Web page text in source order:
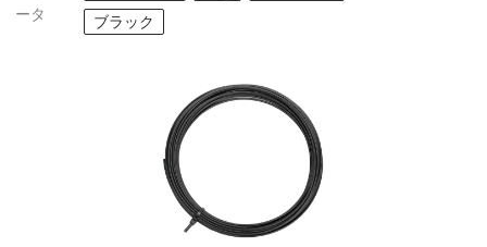
ータ
ブラック